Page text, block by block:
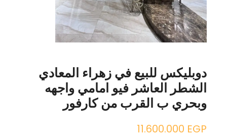
دوبليكس للبيع في زهراء المعادي
الشطر العاشر فيو امامي واجهه
وبحري ب القرب من كارفور
11.600.000 EGP